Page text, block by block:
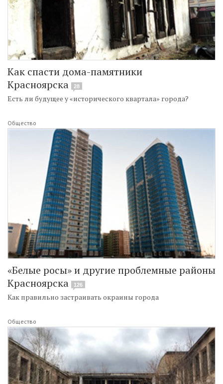
Как спасти дома-памятники
Красноярска
28
Есть ли будущее у «исторического квартала» города?
Общество
«Белые росы» и другие проблемные районы
Красноярска
126
Как правильно застраивать окраины города
Общество